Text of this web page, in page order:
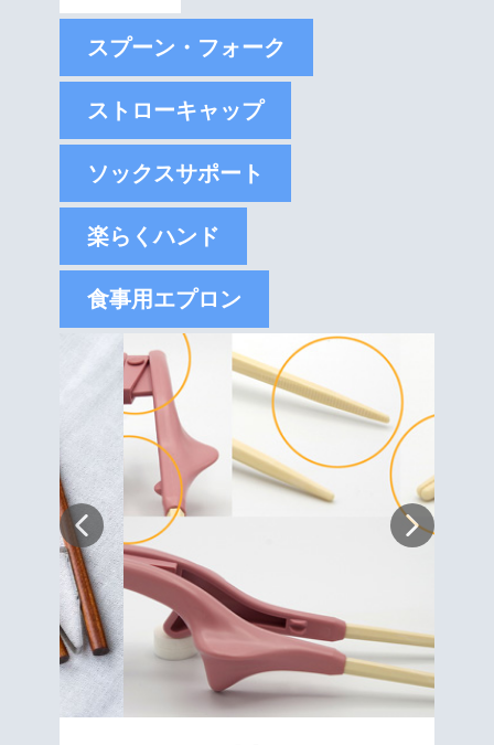
スプーン・フォーク
ストローキャップ
ソックスサポート
楽らくハンド
食事用エプロン